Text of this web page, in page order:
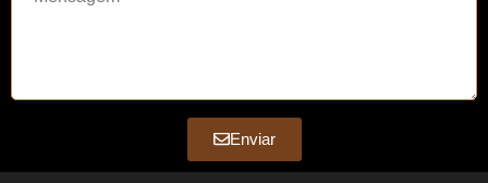
Enviar